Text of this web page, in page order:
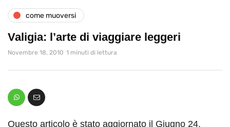
come muoversi
Valigia: l’arte di viaggiare leggeri
Novembre 18, 2010 1 minuti di lettura
Questo articolo è stato aggiornato il Giugno 24,